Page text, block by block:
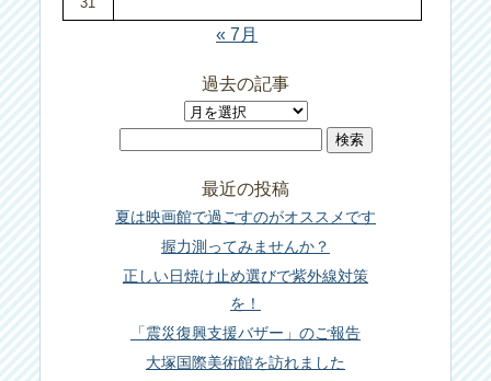
« 7月
過去の記事
過
事
最近の投稿
夏は映画館で過ごすのがオススメです
握力測ってみませんか？
正しい日焼け止め選びで紫外線対策
を！
「震災復興支援バザー」のご報告
大塚国際美術館を訪れました